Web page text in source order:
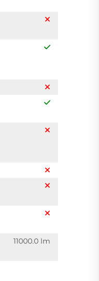
11000.0 lm